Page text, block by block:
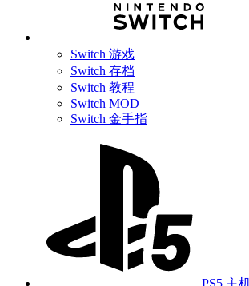
Switch 游戏
Switch 存档
Switch 教程
Switch MOD
Switch 金手指